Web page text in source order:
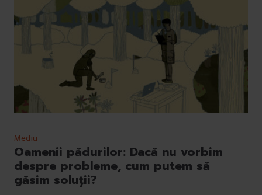
Mediu
Oamenii pădurilor: Dacă nu vorbim
despre probleme, cum putem să
găsim soluții?